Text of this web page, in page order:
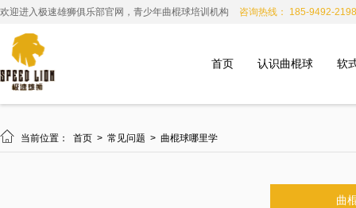
欢迎进入极速雄狮俱乐部官网，青少年曲棍球培训机构 咨询热线： 185-9492-2198
首页 认识曲棍球 软
 当前位置： 首页 > 常见问题 > 曲棍球哪里学
曲